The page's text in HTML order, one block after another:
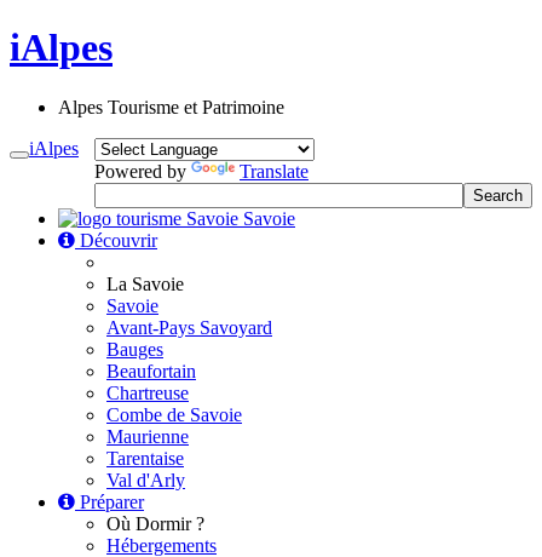
iAlpes
Alpes Tourisme et Patrimoine
Powered by Translate
Toggle
iAlpes
Savoie
Découvrir
La Savoie
Savoie
Avant-Pays Savoyard
Bauges
Beaufortain
Chartreuse
Combe de Savoie
Maurienne
Tarentaise
Val d'Arly
Préparer
Où Dormir ?
Hébergements